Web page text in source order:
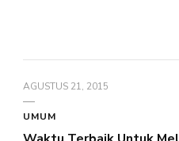
AGUSTUS 21, 2015
UMUM